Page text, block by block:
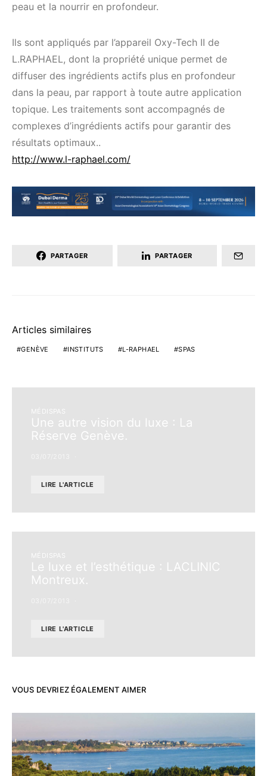
peau et la nourrir en profondeur.
Ils sont appliqués par l’appareil Oxy-Tech II de
L.RAPHAEL, dont la propriété unique permet de
diffuser des ingrédients actifs plus en profondeur
dans la peau, par rapport à toute autre application
topique. Les traitements sont accompagnés de
complexes d’ingrédients actifs pour garantir des
résultats optimaux..
http://www.l-raphael.com/
PARTAGER PARTAGER
Articles similaires
GENÈVE INSTITUTS L-RAPHAEL SPAS
MÉDISPAS
Une autre vision du luxe : La
Réserve Genève.
LIRE L'ARTICLE
MÉDISPAS
Le luxe et l’esthétique : LACLINIC
Montreux.
LIRE L'ARTICLE
VOUS DEVRIEZ ÉGALEMENT AIMER